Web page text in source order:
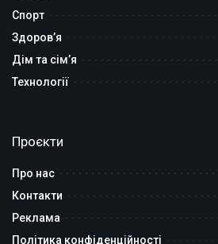
Спорт
Здоров’я
Дім та сім’я
Технології
Проєкти
Про нас
Контакти
Реклама
Політика конфіденційності